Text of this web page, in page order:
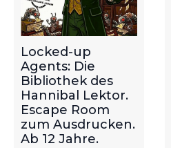
Locked-up
Agents: Die
Bibliothek des
Hannibal Lektor.
Escape Room
zum Ausdrucken.
Ab 12 Jahre.